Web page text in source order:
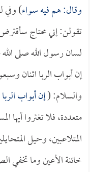
وقال: هم فيه سواء) وفي
تقولن: إني محتاج
لسان رسول الله صلى
إن أبواب الربا اثنان
والسلام: (إن أبواب
متعددة، فلا تغتروا أيها
المتلاعبين، وحيل
خائنة الأعين وما تخفي